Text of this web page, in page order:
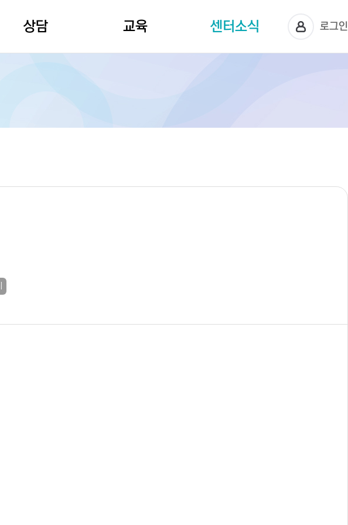
상담
온라인상담신청
교육 센터소식
상담정보
로그인